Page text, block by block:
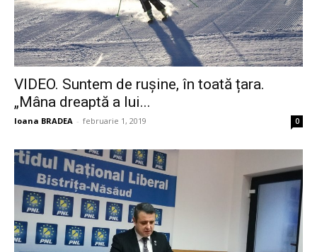
VIDEO. Suntem de rușine, în toată țara.
„Mâna dreaptă a lui...
Ioana BRADEA - februarie 1, 2019 0